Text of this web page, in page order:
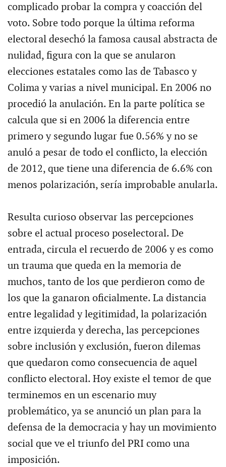
complicado probar la compra y coacción del
voto. Sobre todo porque la última reforma
electoral desechó la famosa causal abstracta de
nulidad, figura con la que se anularon
elecciones estatales como las de Tabasco y
Colima y varias a nivel municipal. En 2006 no
procedió la anulación. En la parte política se
calcula que si en 2006 la diferencia entre
primero y segundo lugar fue 0.56% y no se
anuló a pesar de todo el conflicto, la elección
de 2012, que tiene una diferencia de 6.6% con
menos polarización, sería improbable anularla.
Resulta curioso observar las percepciones
sobre el actual proceso poselectoral. De
entrada, circula el recuerdo de 2006 y es como
un trauma que queda en la memoria de
muchos, tanto de los que perdieron como de
los que la ganaron oficialmente. La distancia
entre legalidad y legitimidad, la polarización
entre izquierda y derecha, las percepciones
sobre inclusión y exclusión, fueron dilemas
que quedaron como consecuencia de aquel
conflicto electoral. Hoy existe el temor de que
terminemos en un escenario muy
problemático, ya se anunció un plan para la
defensa de la democracia y hay un movimiento
social que ve el triunfo del PRI como una
imposición.